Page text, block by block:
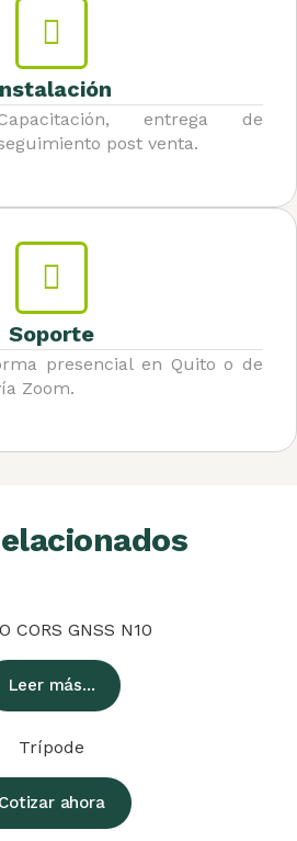
entrega de
post venta.
Soporte
presencial en Quito o de
Zoom.
CORS GNSS N10
Leer más...
Trípode
Cotizar ahora